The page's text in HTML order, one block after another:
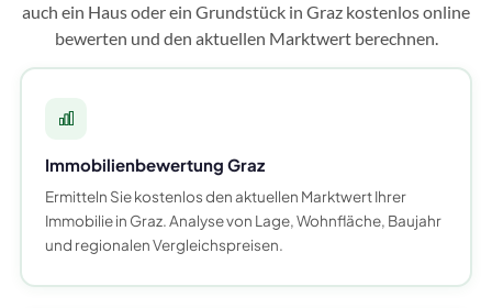
auch ein Haus oder ein Grundstück in Graz kostenlos online
bewerten und den aktuellen Marktwert berechnen.
Immobilienbewertung Graz
Ermitteln Sie kostenlos den aktuellen Marktwert Ihrer
Immobilie in Graz. Analyse von Lage, Wohnfläche, Baujahr
und regionalen Vergleichspreisen.